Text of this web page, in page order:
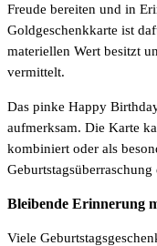
Freude bereiten und in
Goldgeschenkkarte ist
materiellen Wert besitzt
vermittelt.
Das pinke Happy
aufmerksam. Die Karte
kombiniert oder als
Bleibende Erinnerung
Viele